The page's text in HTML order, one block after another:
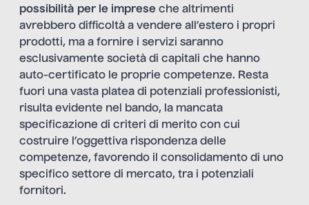
possibilità per le imprese che altrimenti
avrebbero difficoltà a vendere all’estero i propri
prodotti, ma a fornire i servizi saranno
esclusivamente società di capitali che hanno
auto-certificato le proprie competenze. Resta
fuori una vasta platea di potenziali professionisti,
risulta evidente nel bando, la mancata
specificazione di criteri di merito con cui
costruire l’oggettiva rispondenza delle
competenze, favorendo il consolidamento di uno
specifico settore di mercato, tra i potenziali
fornitori.